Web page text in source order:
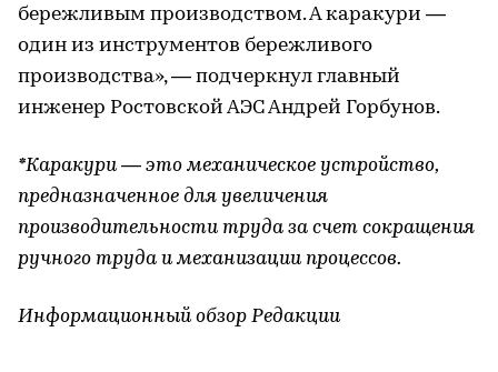
бережливым производством. А каракури —
один из инструментов бережливого
производства», — подчеркнул главный
инженер Ростовской АЭС Андрей Горбунов.
*Каракури — это механическое устройство,
предназначенное для увеличения
производительности труда за счет сокращения
ручного труда и механизации процессов.
Информационный обзор Редакции